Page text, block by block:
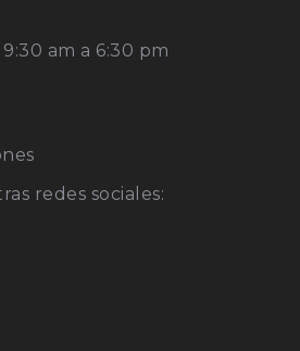
am a 6:30 pm
redes sociales: